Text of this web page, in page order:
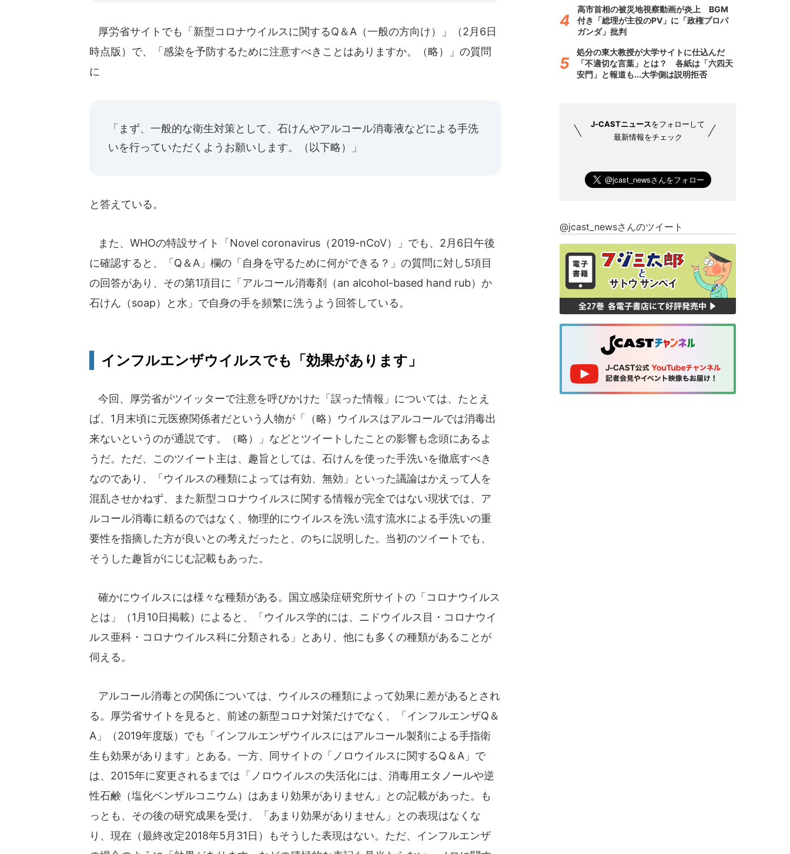
厚労省サイトでも「新型コロナウイルスに関するQ＆A（一般の方向け）」（2月6日
時点版）で、「感染を予防するために注意すべきことはありますか。（略）」の質問
に
「まず、一般的な衛生対策として、石けんやアルコール消毒液などによる手洗
いを行っていただくようお願いします。（以下略）」
と答えている。
また、WHOの特設サイト「Novel coronavirus（2019-nCoV）」でも、2月6日午後
に確認すると、「Q＆A」欄の「自身を守るために何ができる？」の質問に対し5項目
の回答があり、その第1項目に「アルコール消毒剤（an alcohol-based hand rub）か
石けん（soap）と水」で自身の手を頻繁に洗うよう回答している。
インフルエンザウイルスでも「効果があります」
今回、厚労省がツイッターで注意を呼びかけた「誤った情報」については、たとえ
ば、1月末頃に元医療関係者だという人物が「（略）ウイルスはアルコールでは消毒出
来ないというのが通説です。（略）」などとツイートしたことの影響も念頭にあるよ
うだ。ただ、このツイート主は、趣旨としては、石けんを使った手洗いを徹底すべき
なのであり、「ウイルスの種類によっては有効、無効」といった議論はかえって人を
混乱させかねず、また新型コロナウイルスに関する情報が完全ではない現状では、ア
ルコール消毒に頼るのではなく、物理的にウイルスを洗い流す流水による手洗いの重
要性を指摘した方が良いとの考えだったと、のちに説明した。当初のツイートでも、
そうした趣旨がにじむ記載もあった。
確かにウイルスには様々な種類がある。国立感染症研究所サイトの「コロナウイルス
とは」（1月10日掲載）によると、「ウイルス学的には、ニドウイルス目・コロナウイ
ルス亜科・コロナウイルス科に分類される」とあり、他にも多くの種類があることが
伺える。
アルコール消毒との関係については、ウイルスの種類によって効果に差があるとされ
る。厚労省サイトを見ると、前述の新型コロナ対策だけでなく、「インフルエンザQ＆
A」（2019年度版）でも「インフルエンザウイルスにはアルコール製剤による手指衛
生も効果があります」とある。一方、同サイトの「ノロウイルスに関するQ＆A」で
は、2015年に変更されるまでは「ノロウイルスの失活化には、消毒用エタノールや逆
性石鹸（塩化ベンザルコニウム）はあまり効果がありません」との記載があった。も
っとも、その後の研究成果を受け、「あまり効果がありません」との表現はなくな
り、現在（最終改定2018年5月31日）もそうした表現はない。ただ、インフルエンザ
高市首相の被災地視察動画が炎上 BGM
付き「総理が主役のPV」に「政権プロパ
ガンダ」批判
処分の東大教授が大学サイトに仕込んだ
「不適切な言葉」とは？ 各紙は「六四天
安門」と報道も...大学側は説明拒否
J-CASTニュースをフォローして
最新情報をチェック
@jcast_newsさんのツイート